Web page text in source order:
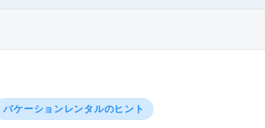
バケーションレンタルのヒント